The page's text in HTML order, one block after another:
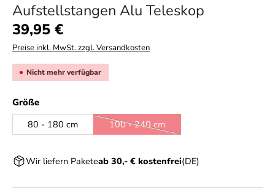
Aufstellstangen Alu Teleskop
Regulärer Preis:
39,95 €
Preise inkl. MwSt. zzgl. Versandkosten
Nicht mehr verfügbar
Größeauswählen
80 - 180 cm
100 - 240 cm
(Diese Option ist zurzeit nicht
Wir liefern Paketeab 30,- € kostenfrei(DE)